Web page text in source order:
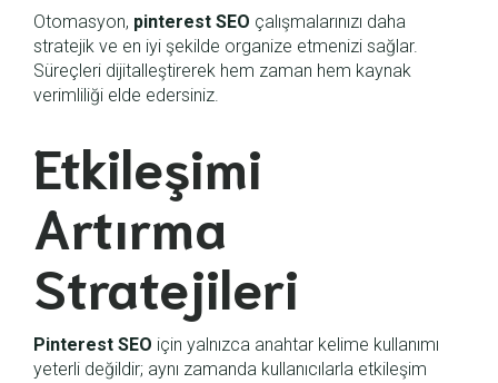
Otomasyon, pinterest SEO çalışmalarınızı daha
stratejik ve en iyi şekilde organize etmenizi sağlar.
Süreçleri dijitalleştirerek hem zaman hem kaynak
verimliliği elde edersiniz.
Etkileşimi
Artırma
Stratejileri
Pinterest SEO için yalnızca anahtar kelime kullanımı
yeterli değildir; aynı zamanda kullanıcılarla etkileşim